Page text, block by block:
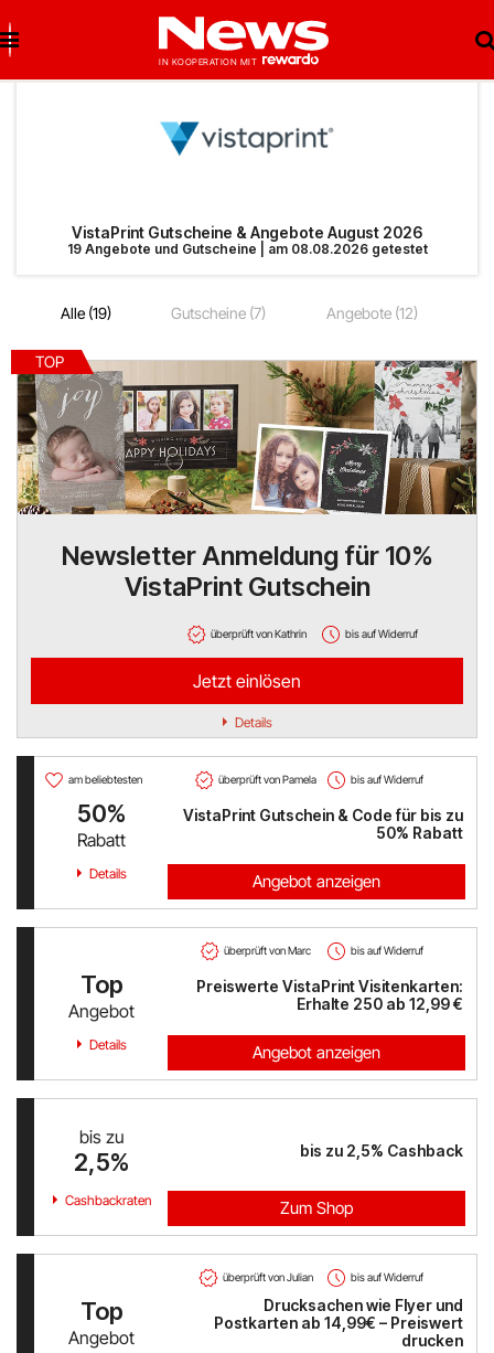
Breuninger
Notino
reifen.com
Lieferando
Shop Apotheke
MediaMarkt
Universal
oeticket
HUMANIC
Peek & Cloppenburg
PAGRO DISKONT
xxxLutz
BADER
Bosch Hausgeräte
EMP
Neueste Gutscheine
Sonderaktionen
Neueste Angebote
VistaPrint Gutscheine & Angebote August 2026
19 Angebote und Gutscheine | am 08.08.2026 getestet
Alle (19) Gutscheine (7) Angebote (12)
TOP
Newsletter Anmeldung für 10%
VistaPrint Gutschein
überprüft von Kathrin bis auf Widerruf
Details
Jetzt einlösen
am beliebtesten überprüft von Pamela bis auf Widerruf
50%
Rabatt
VistaPrint Gutschein & Code für bis zu
50% Rabatt
Details Angebot anzeigen
überprüft von Marc bis auf Widerruf
Top
Angebot
Preiswerte VistaPrint Visitenkarten:
Erhalte 250 ab 12,99 €
Details Angebot anzeigen
bis zu
2,5% bis zu 2,5% Cashback
Cashbackraten Zum Shop
überprüft von Julian bis auf Widerruf
Top
Angebot
Drucksachen wie Flyer und
Postkarten ab 14,99€ – Preiswert
drucken